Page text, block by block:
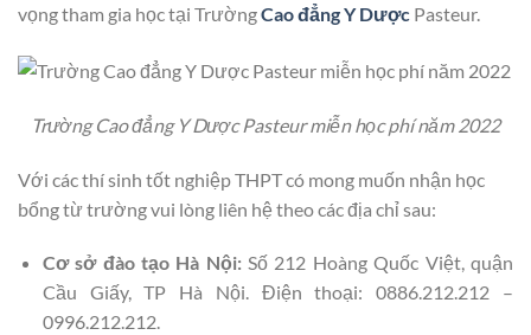
vọng tham gia học tại TrườngCao đẳng Y Dược Pasteur.
Trường Cao đẳng Y Dược Pasteur miễn học phí năm 2022
Với các thí sinh tốt nghiệp THPT có mong muốn nhận học
bổng từ trường vui lòng liên hệ theo các địa chỉ sau:
Cơ sở đào tạo Hà Nội:Số 212 Hoàng Quốc Việt, quận
Cầu Giấy, TP Hà Nội. Điện thoại: 0886.212.212 –
0996.212.212.